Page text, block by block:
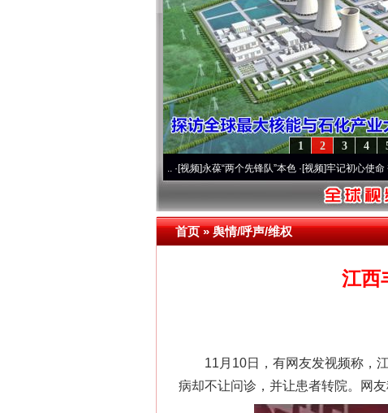
4
3
2
1
永葆“两个先锋队”本色·[视频]牢记初心使命 奋进复兴征
首页»舆情/呼声/维权
江西
11月10日，有网友发视频称，江
病却不让问诊，并让患者转院。网